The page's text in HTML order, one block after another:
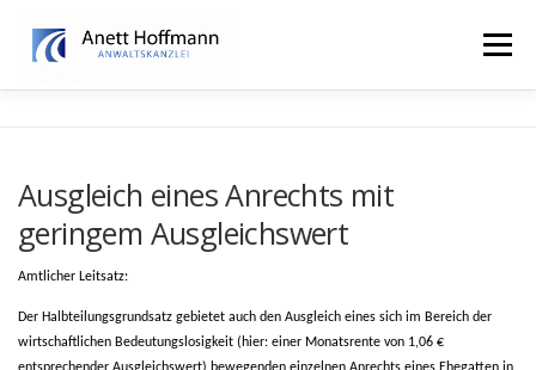
Inhalt
springen
Menü
ERBRECHT
Ausgleich eines Anrechts mit
geringem Ausgleichswert
Amtlicher Leitsatz:
Der Halbteilungsgrundsatz gebietet auch den Ausgleich eines sich im Bereich der
wirtschaftlichen Bedeutungslosigkeit (hier: einer Monatsrente von 1,06 €